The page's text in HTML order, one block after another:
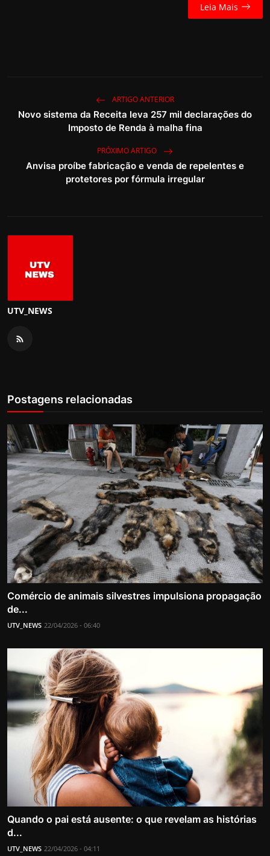
Leia Mais
ARTIGO ANTERIOR
Novo sistema da Receita leva 257 mil declarações do
Imposto de Renda à malha fina
PRÓXIMO ARTIGO
Anvisa proíbe fabricação e venda de repelentes e
protetores por fórmula irregular
UTV_NEWS
Postagens relacionadas
Comércio de animais silvestres impulsiona propagação
de...
UTV_NEWS 22/04/2026 - 06:40
Quando o pai está ausente: o que revelam as histórias
d...
UTV_NEWS 22/04/2026 - 04:11